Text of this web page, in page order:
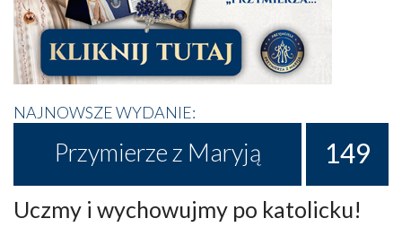
NAJNOWSZE WYDANIE:
Przymierze z Maryją 149
Uczmy i wychowujmy po katolicku!